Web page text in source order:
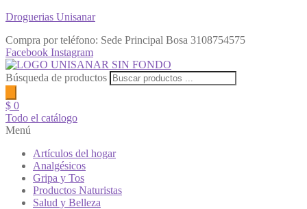
Droguerias Unisanar
Compra por teléfono: Sede Principal Bosa 3108754575
Facebook Instagram
Búsqueda de productos
$ 0
Todo el catálogo
Menú
Artículos del hogar
Analgésicos
Gripa y Tos
Productos Naturistas
Salud y Belleza